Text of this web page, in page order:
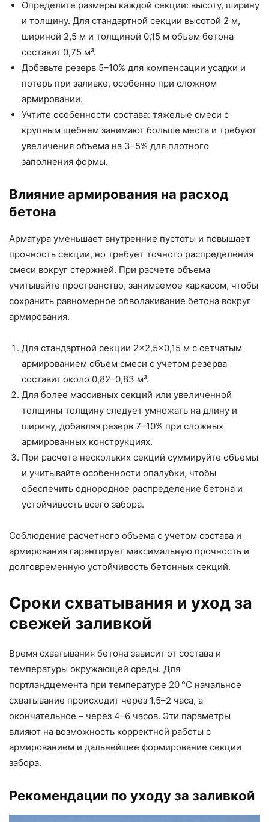
Определите размеры каждой секции: высоту, ширину
и толщину. Для стандартной секции высотой 2 м,
шириной 2,5 м и толщиной 0,15 м объем бетона
составит 0,75 м³.
Добавьте резерв 5–10% для компенсации усадки и
потерь при заливке, особенно при сложном
армировании.
Учтите особенности состава: тяжелые смеси с
крупным щебнем занимают больше места и требуют
увеличения объема на 3–5% для плотного
заполнения формы.
Влияние армирования на расход
бетона
Арматура уменьшает внутренние пустоты и повышает
прочность секции, но требует точного распределения
смеси вокруг стержней. При расчете объема
учитывайте пространство, занимаемое каркасом, чтобы
сохранить равномерное обволакивание бетона вокруг
армирования.
Для стандартной секции 2×2,5×0,15 м с сетчатым
армированием объем смеси с учетом резерва
составит около 0,82–0,83 м³.
Для более массивных секций или увеличенной
толщины толщину следует умножать на длину и
ширину, добавляя резерв 7–10% при сложных
армированных конструкциях.
При расчете нескольких секций суммируйте объемы
и учитывайте особенности опалубки, чтобы
обеспечить однородное распределение бетона и
устойчивость всего забора.
Соблюдение расчетного объема с учетом состава и
армирования гарантирует максимальную прочность и
долговременную устойчивость бетонных секций.
Сроки схватывания и уход за
свежей заливкой
Время схватывания бетона зависит от состава и
температуры окружающей среды. Для
портландцемента при температуре 20 °C начальное
схватывание происходит через 1,5–2 часа, а
окончательное – через 4–6 часов. Эти параметры
влияют на возможность корректной работы с
армированием и дальнейшее формирование секции
забора.
Рекомендации по уходу за заливкой